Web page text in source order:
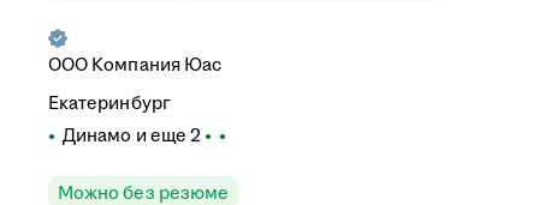
ООО Компания Юас
Екатеринбург
Динамо и еще 2
Можно без резюме